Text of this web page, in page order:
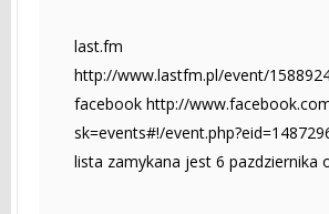
last.fm
http://www.lastfm.pl/event/
facebook http://
sk=events#!/
lista zamykana jest 6 pazdziernika